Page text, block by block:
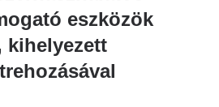
eszközök
kihelyezett